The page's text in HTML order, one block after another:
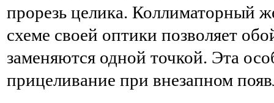
прорезь целика. Коллиматорный
схеме своей оптики позволяет
заменяются одной точкой. Эта
прицеливание при внезапном